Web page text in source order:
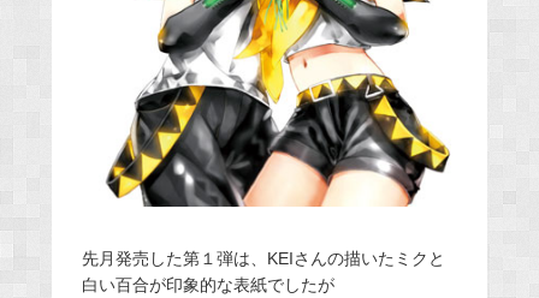
先月発売した第１弾は、KEIさんの描いたミクと
白い百合が印象的な表紙でしたが